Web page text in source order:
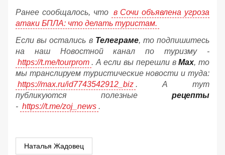
Ранее сообщалось, что в Сочи объявлена угроза
атаки БПЛА: что делать туристам.
Если вы остались в Телеграме, то подпишитесь
на наш Новостной канал по туризму -
https://t.me/tourprom . А если вы перешли вМах, то
мы транслируем туристические новости и туда:
https://max.ru/id7743542912_biz . А тут
публикуются полезные рецепты
- https://t.me/zoj_news .
Наталья Жадовец